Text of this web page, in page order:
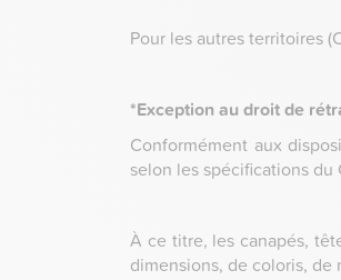
Pour les autres territoires
*Exception au droit de
Conformément aux
selon les spécifications
À ce titre, les canapés,
dimensions, de coloris, de